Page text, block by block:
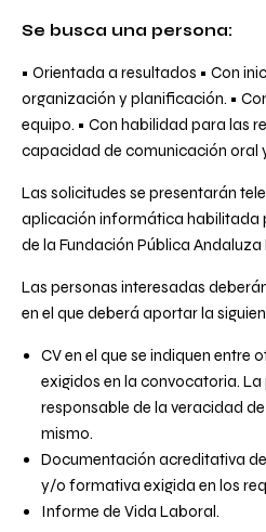
Se busca una persona:
• Orientada a resultados • Con
organización y planificación. •
equipo. • Con habilidad para las
capacidad de comunicación oral
Las solicitudes se presentarán
aplicación informática habilitada
de la Fundación Pública Andaluza
Las personas interesadas
en el que deberá aportar la
CV en el que se indiquen entre
exigidos en la convocatoria.
responsable de la veracidad
mismo.
Documentación acreditativa
y/o formativa exigida en los
Informe de Vida Laboral.